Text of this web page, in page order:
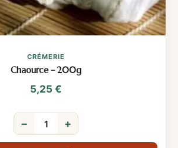
CRÉMERIE
Chaource – 200g
5,25 €
− +